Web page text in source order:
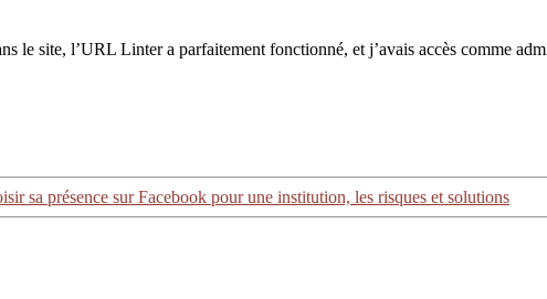
le site, l’URL Linter a parfaitement fonctionné, et j’avais accès comme
sa présence sur Facebook pour une institution, les risques et solutions